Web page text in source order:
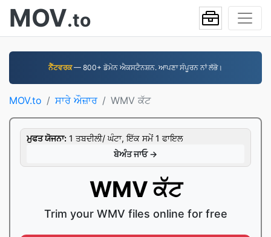
MOV.to
ਨੈੱਟਵਰਕ— 800+ ਡੋਮੇਨ ਐਕਸਟੈਨਸ਼ਨ. ਆਪਣਾ ਸੰਪੂਰਨ ਨਾਂ ਲੱਭੋ।
MOV.to ਸਾਰੇ ਔਜ਼ਾਰ WMV ਕੱਟ
ਮੁਫਤ ਯੋਜਨਾ: 1 ਤਬਦੀਲੀ/ ਘੰਟਾ, ਇੱਕ ਸਮੇਂ 1 ਫਾਇਲ
ਬੇਅੰਤ ਜਾਓ →
WMV ਕੱਟ
Trim your WMV files online for free